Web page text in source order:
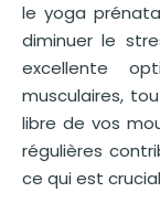
le yoga
diminuer le
excellente
musculaires,
libre de vos
régulières
ce qui est